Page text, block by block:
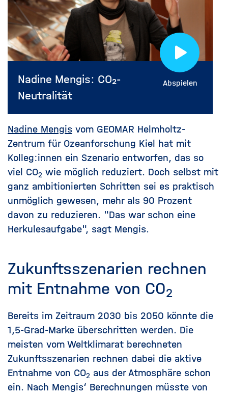
Nadine Mengis: CO₂-
Neutralität
Abspielen
Nadine Mengis vom GEOMAR Helmholtz-
Zentrum für Ozeanforschung Kiel hat mit
Kolleg:innen ein Szenario entworfen, das so
viel CO2 wie möglich reduziert. Doch selbst mit
ganz ambitionierten Schritten sei es praktisch
unmöglich gewesen, mehr als 90 Prozent
davon zu reduzieren. "Das war schon eine
Herkulesaufgabe", sagt Mengis.
Zukunftsszenarien rechnen
mit Entnahme von CO2
Bereits im Zeitraum 2030 bis 2050 könnte die
1,5-Grad-Marke überschritten werden. Die
meisten vom Weltklimarat berechneten
Zukunftsszenarien rechnen dabei die aktive
Entnahme von CO2 aus der Atmosphäre schon
ein. Nach Mengis‘ Berechnungen müsste von